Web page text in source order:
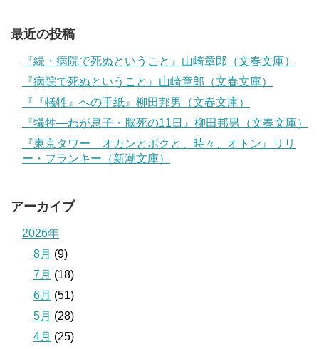
最近の投稿
『続・病院で死ぬということ』山崎章郎（文春文庫）
『病院で死ぬということ』山崎章郎（文春文庫）
『『犠牲』への手紙』柳田邦男（文春文庫）
『犠牲―わが息子・脳死の11日』柳田邦男（文春文庫）
『東京タワー オカンとボクと、時々、オトン』リリ
ー・フランキー（新潮文庫）
アーカイブ
2026年
8月 (9)
7月 (18)
6月 (51)
5月 (28)
4月 (25)